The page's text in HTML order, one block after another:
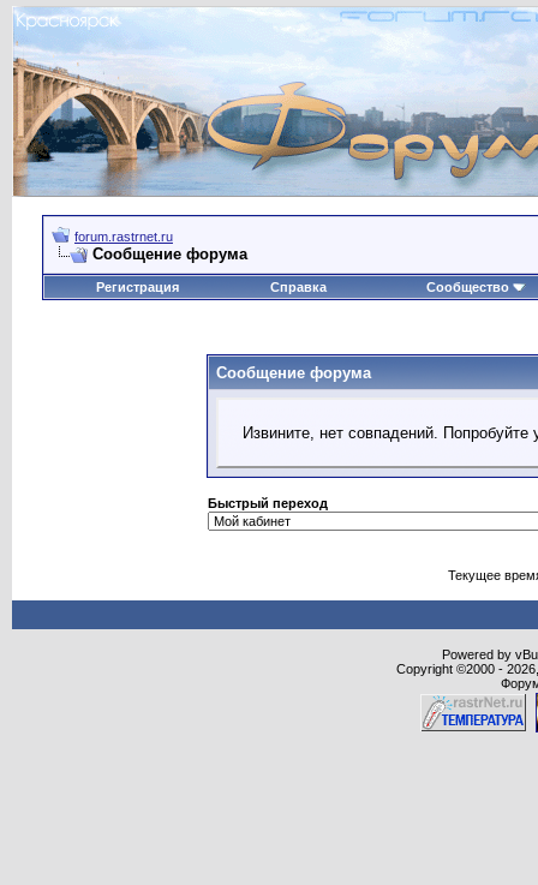
forum.rastrnet.ru
Сообщение форума
Регистрация Справка Сообщество
Сообщение форума
Извините, нет совпадений.
Быстрый переход
Текущее
Powered by
Copyright ©2000 -